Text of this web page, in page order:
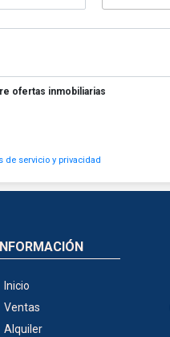
ofertas inmobiliarias
de servicio y privacidad
Inicio
Ventas
Alquiler